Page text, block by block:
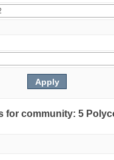
for community: 5